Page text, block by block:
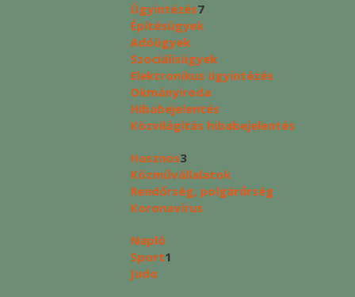
Ügyintézés7
Építésügyek
Adóügyek
Szociálisügyek
Elektronikus ügyintézés
Okmányiroda
Hibabejelentés
Közvilágítás hibabejelentés
Hasznos3
Közművállalatok
Rendőrség, polgárőrség
Koronavírus
Napló
Sport1
Judo